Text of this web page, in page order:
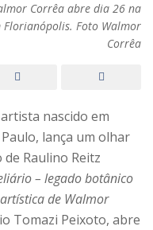
Corrêa abre dia 26 na
Florianópolis. Foto Walmor
Corrêa
nascido em
lança um olhar
Raulino Reitz
– legado botânico
de Walmor
Tomazi Peixoto, abre